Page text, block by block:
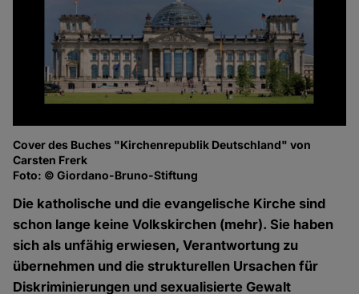
Cover des Buches "Kirchenrepublik Deutschland" von
Carsten Frerk
Foto: © Giordano-Bruno-Stiftung
Die katholische und die evangelische Kirche sind
schon lange keine Volkskirchen (mehr). Sie haben
sich als unfähig erwiesen, Verantwortung zu
übernehmen und die strukturellen Ursachen für
Diskriminierungen und sexualisierte Gewalt